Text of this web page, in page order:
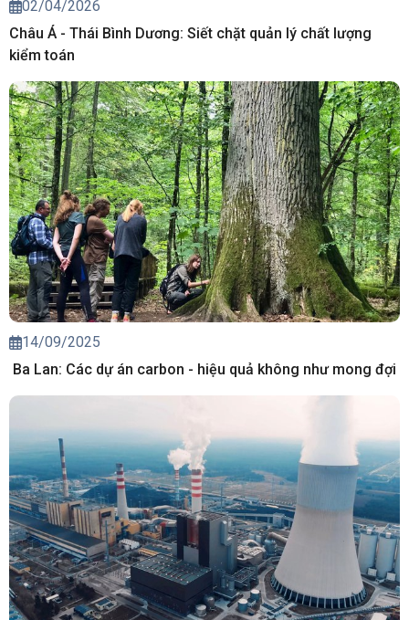
02/04/2026
Châu Á - Thái Bình Dương: Siết chặt quản lý chất lượng
kiểm toán
14/09/2025
Ba Lan: Các dự án carbon - hiệu quả không như mong đợi